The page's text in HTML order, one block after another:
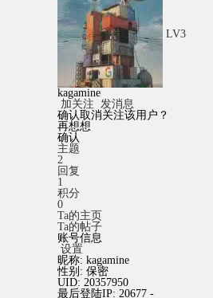
LV3
kagamine
加关注 发消息
确认取消关注该用户？
再想想
确认
主题
2
回复
1
积分
0
Ta的主页
Ta的帖子
账号信息
设置
昵称: kagamine
性别: 保密
UID: 20357950
最后登陆IP: 20677 -